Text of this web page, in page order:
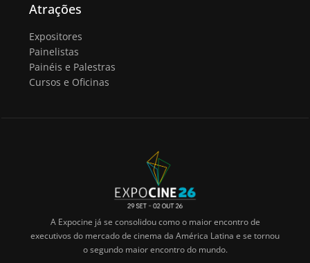
Atrações
Expositores
Painelistas
Painéis e Palestras
Cursos e Oficinas
A Expocine já se consolidou como o maior encontro de
executivos do mercado de cinema da América Latina e se tornou
o segundo maior encontro do mundo.